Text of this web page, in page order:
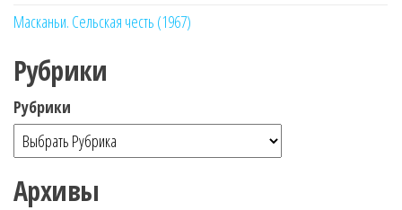
Масканьи. Сельская честь (1967)
Рубрики
Рубрики
Архивы